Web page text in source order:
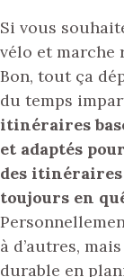
Si vous
vélo et marche
Bon, tout ça
du temps
itinéraires
et adaptés
des
toujours en
à d’autres,
durable en